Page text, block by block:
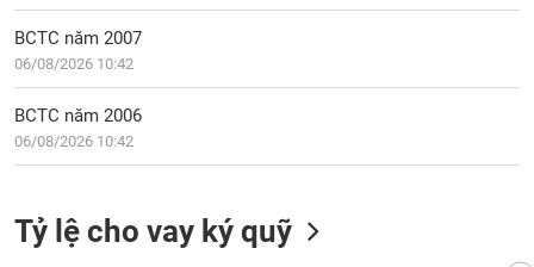
BCTC năm 2007
06/08/2026 10:42
BCTC năm 2006
06/08/2026 10:42
Tỷ lệ cho vay ký quỹ
VỤ
TRUYỀN
THÔNG